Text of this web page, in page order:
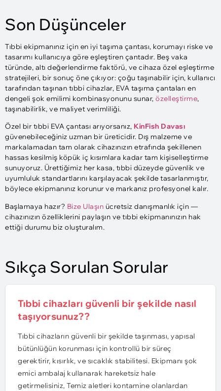
Son Düşünceler
Tıbbi ekipmanınız için en iyi taşıma çantası, korumayı riske ve
tasarımı kullanıcıya göre eşleştiren çantadır. Beş vaka
türünde, altı değerlendirme faktörü, ve cihaza özel eşleştirme
stratejileri, bir sonuç öne çıkıyor: çoğu taşınabilir için, kullanıcı
tarafından taşınan tıbbi cihazlar, EVA taşıma çantaları en
dengeli şok emilimi kombinasyonunu sunar, özelleştirme,
taşınabilirlik, ve maliyet verimliliği.
Özel bir tıbbi EVA çantası arıyorsanız, KinFish Davası
güvenebileceğiniz uzman bir üreticidir. Dış malzeme ve
markalamadan tam olarak cihazınızın etrafında şekillenen
hassas kesilmiş köpük iç kısımlara kadar tam kişiselleştirme
sunuyoruz. Ürettiğimiz her kasa, tıbbi düzeyde güvenlik ve
uyumluluk standartlarını karşılayacak şekilde tasarlanmıştır,
böylece ekipmanınız korunur ve markanız profesyonel kalır.
Başlamaya hazır? Bize Ulaşın ücretsiz danışmanlık için —
cihazınızın özelliklerini paylaşın ve tıbbi ekipmanınızın hak
ettiği durumu biz oluşturalım.
Sıkça Sorulan Sorular
Tıbbi cihazları güvenli bir şekilde nasıl
taşıyorsunuz??
Tıbbi cihazların güvenli bir şekilde taşınması, yapısal
bütünlüğün korunması için kontrollü bir süreç
gerektirir, kısırlık, ve sıcaklık stabilitesi. Ekipmanı şok
emici ambalaj kullanarak hareketsiz hale
getirmelisiniz, Temiz aletleri kontamine olanlardan